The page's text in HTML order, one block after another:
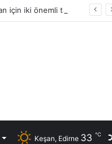
için iki önemli talep
Keşan, Edirne 33 ℃